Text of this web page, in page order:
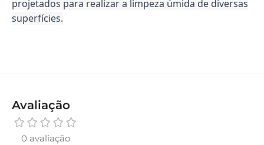
projetados para realizar a limpeza úmida de diversas
superfícies.
Avaliação
0 avaliação